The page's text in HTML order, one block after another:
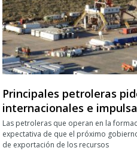
Principales petroleras
internacionales e
Las petroleras que operan en la
expectativa de que el próximo
de exportación de los recursos